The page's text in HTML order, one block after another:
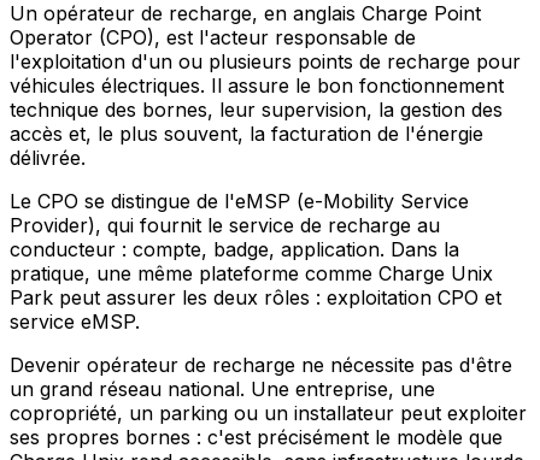
Un opérateur de recharge, en anglais Charge Point
Operator (CPO), est l'acteur responsable de
l'exploitation d'un ou plusieurs points de recharge pour
véhicules électriques. Il assure le bon fonctionnement
technique des bornes, leur supervision, la gestion des
accès et, le plus souvent, la facturation de l'énergie
délivrée.
Le CPO se distingue de l'eMSP (e-Mobility Service
Provider), qui fournit le service de recharge au
conducteur : compte, badge, application. Dans la
pratique, une même plateforme comme Charge Unix
Park peut assurer les deux rôles : exploitation CPO et
service eMSP.
Devenir opérateur de recharge ne nécessite pas d'être
un grand réseau national. Une entreprise, une
copropriété, un parking ou un installateur peut exploiter
ses propres bornes : c'est précisément le modèle que